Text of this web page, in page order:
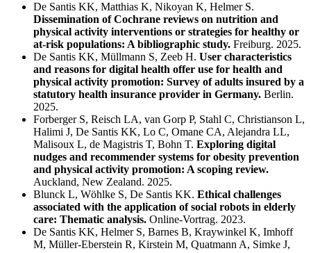
De Santis KK, Matthias K, Nikoyan K, Helmer S.
Dissemination of Cochrane reviews on nutrition and
physical activity interventions or strategies for healthy or
at-risk populations: A bibliographic study. Freiburg. 2025.
De Santis KK, Müllmann S, Zeeb H. User characteristics
and reasons for digital health offer use for health and
physical activity promotion: Survey of adults insured by a
statutory health insurance provider in Germany. Berlin.
2025.
Forberger S, Reisch LA, van Gorp P, Stahl C, Christianson L,
Halimi J, De Santis KK, Lo C, Omane CA, Alejandra LL,
Malisoux L, de Magistris T, Bohn T. Exploring digital
nudges and recommender systems for obesity prevention
and physical activity promotion: A scoping review.
Auckland, New Zealand. 2025.
Blunck L, Wöhlke S, De Santis KK. Ethical challenges
associated with the application of social robots in elderly
care: Thematic analysis. Online-Vortrag. 2023.
De Santis KK, Helmer S, Barnes B, Kraywinkel K, Imhoff
M, Müller-Eberstein R, Kirstein M, Quatmann A, Simke J,